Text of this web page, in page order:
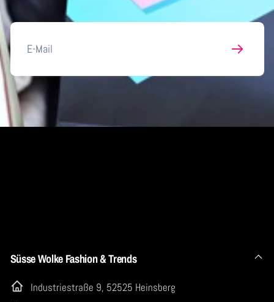
E-
Mail
Süsse Wolke Fashion & Trends
Industriestraße 9, 52525 Heinsberg